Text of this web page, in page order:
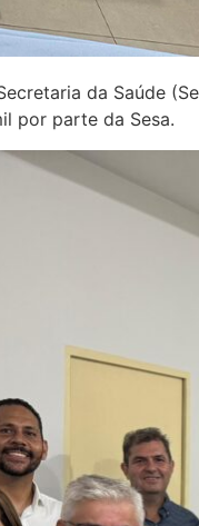
da Saúde
por parte da Sesa.